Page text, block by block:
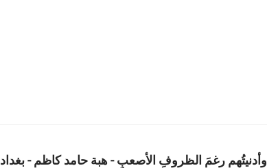
وأدنيتُهم رغمَ الظروفِ الأصعبِ - هبة حامد كاظم - بغداد